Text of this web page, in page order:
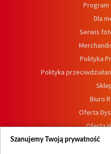
Program
Dla
Serwis
Polityka
Polityka
Biuro
Oferta
Oferta
Szanujemy Twoją prywatność